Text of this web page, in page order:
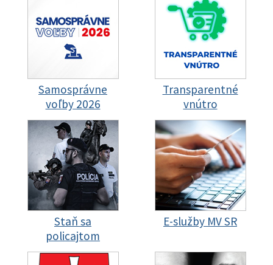
Samosprávne
voľby 2026
Transparentné
vnútro
Staň sa
policajtom
E-služby MV SR